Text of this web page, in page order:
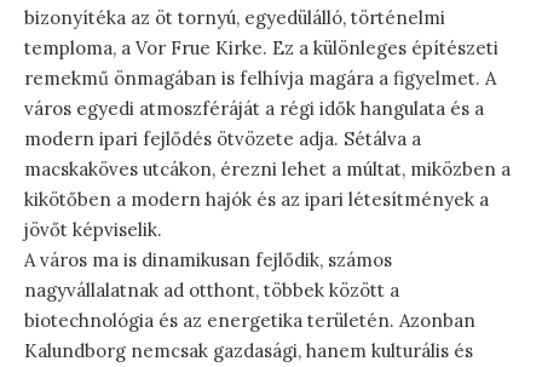
bizonyítéka az öt tornyú, egyedülálló, történelmi
temploma, a Vor Frue Kirke. Ez a különleges építészeti
remekmű önmagában is felhívja magára a figyelmet. A
város egyedi atmoszféráját a régi idők hangulata és a
modern ipari fejlődés ötvözete adja. Sétálva a
macskaköves utcákon, érezni lehet a múltat, miközben a
kikötőben a modern hajók és az ipari létesítmények a
jövőt képviselik.
A város ma is dinamikusan fejlődik, számos
nagyvállalatnak ad otthont, többek között a
biotechnológia és az energetika területén. Azonban
Kalundborg nemcsak gazdasági, hanem kulturális és